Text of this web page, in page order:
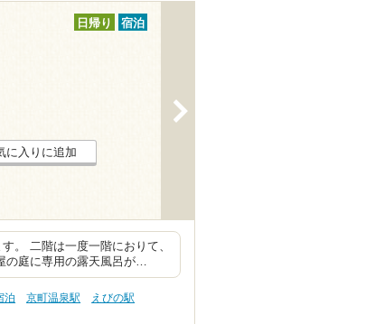
日帰り 宿泊
に入りに追加
。 二階は一度一階におりて、
の庭に専用の露天風呂が…
泊 京町温泉駅
えびの駅